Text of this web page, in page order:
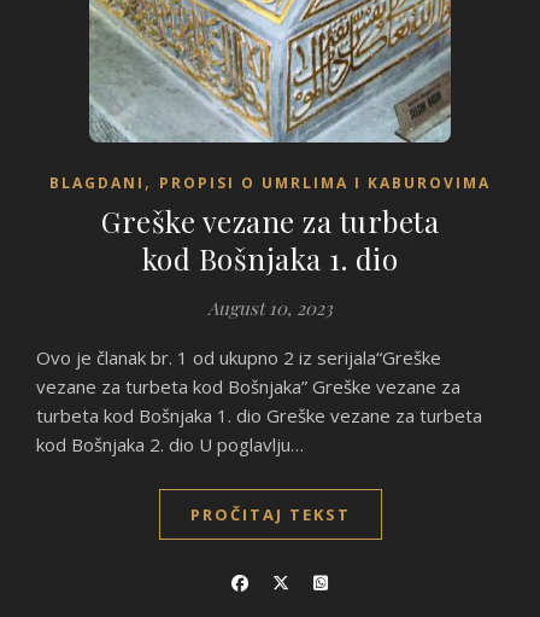
BLAGDANI , PROPISI O UMRLIMA I KABUROVIMA
Greške vezane za turbeta
kod Bošnjaka 1. dio
August 10, 2023
Ovo je članak br. 1 od ukupno 2 iz serijala“Greške
vezane za turbeta kod Bošnjaka” Greške vezane za
turbeta kod Bošnjaka 1. dio Greške vezane za turbeta
kod Bošnjaka 2. dio U poglavlju…
PROČITAJ TEKST